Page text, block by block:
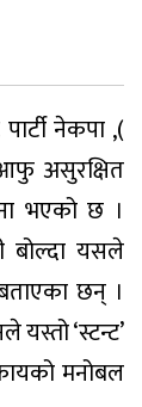
नेकपा ,(
असुरक्षित
भएको छ ।
बोल्दा यसले
छन् ।
‘स्टन्ट’
मनोबल